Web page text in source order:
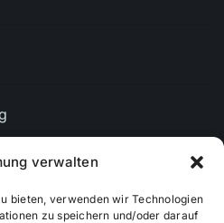
verwalten
bieten, verwenden wir Technologien
zu speichern und/oder darauf